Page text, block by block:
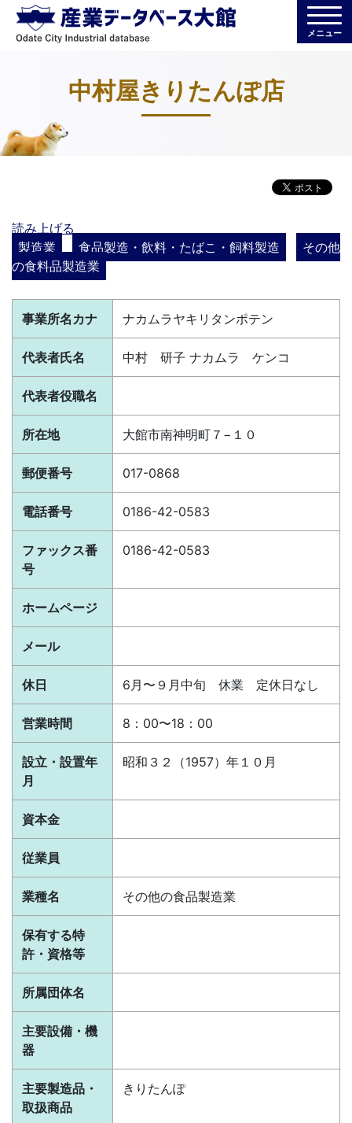
メニュー
中村屋きりたんぽ店
読み上げる
製造業
食品製造・飲料・たばこ・飼料製造
その他
の食料品製造業
事業所名カナ ナカムラヤキリタンポテン
代表者氏名 中村 研子 ナカムラ ケンコ
代表者役職名
所在地 大館市南神明町７−１０
郵便番号 017-0868
電話番号 0186-42-0583
ファックス番
号
0186-42-0583
ホームページ
メール
休日 6月〜９月中旬 休業 定休日なし
営業時間 8：00〜18：00
設立・設置年
月
昭和３２（1957）年１０月
資本金
従業員
業種名 その他の食品製造業
保有する特
許・資格等
所属団体名
主要設備・機
器
主要製造品・
取扱商品
きりたんぽ